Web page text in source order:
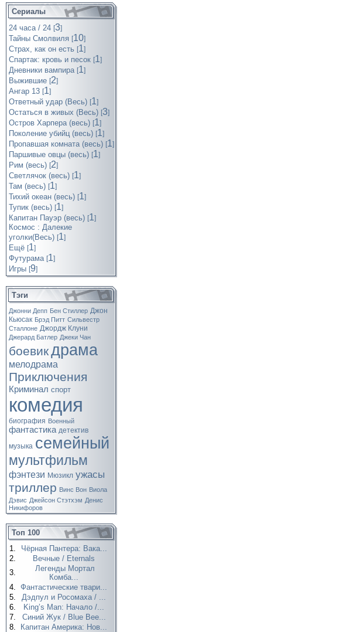
Сериалы
24 часа / 24 [3]
Тайны Смолвиля [10]
Страх, как он есть [1]
Спартак: кровь и песок [1]
Дневники вампира [1]
Выжившие [2]
Ангар 13 [1]
Ответный удар (Весь) [1]
Остаться в живых (Весь) [3]
Остров Харпера (весь) [1]
Поколение убийц (весь) [1]
Пропавшая комната (весь) [1]
Паршивые овцы (весь) [1]
Рим (весь) [2]
Светлячок (весь) [1]
Там (весь) [1]
Тихий океан (весь) [1]
Тупик (весь) [1]
Капитан Пауэр (весь) [1]
Космос : Далекие
уголки(Весь) [1]
Ещё [1]
Футурама [1]
Игры [9]
Тэги
Джонни Депп Бен Стиллер Джон
Кьюсак Брэд Питт Сильвестр
Сталлоне Джордж Клуни
Джерард Батлер Джеки Чан
боевикдрама
мелодрама
Приключения
Криминал спорт
комедия
биография Военный
фантастика детектив
музыка семейный
мультфильм
фэнтези Мюзикл ужасы
триллер Винс Вон Виола
Дэвис Джейсон Стэтхэм Денис
Никифоров
Топ 100
1.
Чёрная Пантера: Вака...
2.
Вечные / Eternals
3.
Легенды Мортал
Комба...
4. Фантастические твари...
5.
Дэдпул и Росомаха / ...
6.
King’s Man: Начало /...
7.
Синий Жук / Blue Bee...
8.
Капитан Америка: Нов...